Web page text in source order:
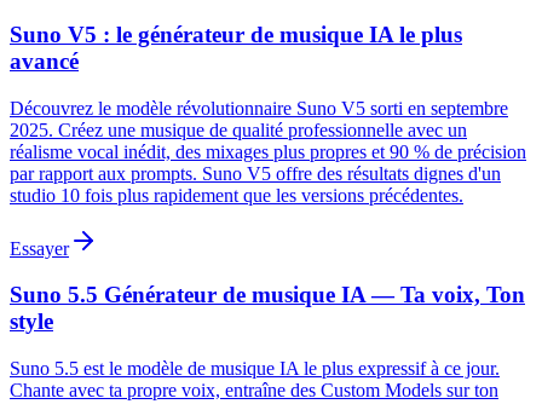
Suno V5 : le générateur de musique IA le plus
avancé
Découvrez le modèle révolutionnaire Suno V5 sorti en septembre
2025. Créez une musique de qualité professionnelle avec un
réalisme vocal inédit, des mixages plus propres et 90 % de précision
par rapport aux prompts. Suno V5 offre des résultats dignes d'un
studio 10 fois plus rapidement que les versions précédentes.
Essayer
Suno 5.5 Générateur de musique IA — Ta voix, Ton
style
Suno 5.5 est le modèle de musique IA le plus expressif à ce jour.
Chante avec ta propre voix, entraîne des Custom Models sur ton